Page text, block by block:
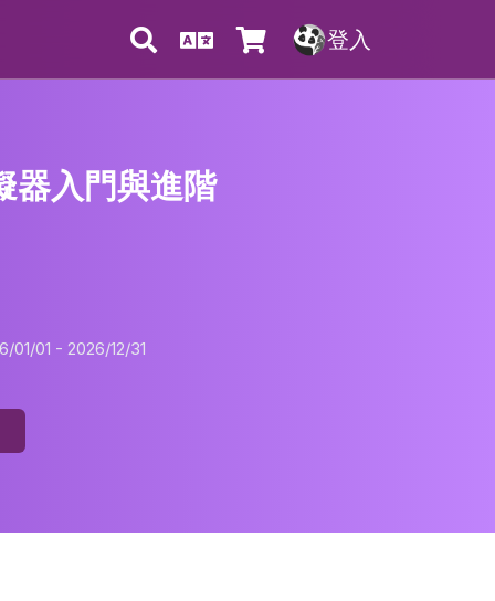
登入
入門與進階
01/01 - 2026/12/31